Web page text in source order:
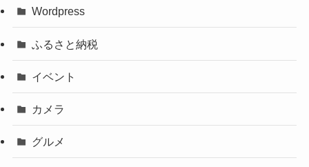
Wordpress
ふるさと納税
イベント
カメラ
グルメ